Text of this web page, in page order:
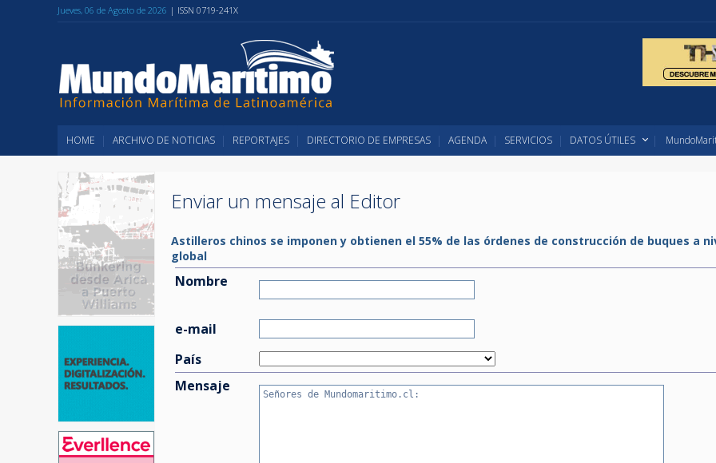
Jueves, 06 de Agosto de 2026 | ISSN 0719-241X
HOME ARCHIVO DE NOTICIAS REPORTAJES DIRECTORIO DE EMPRESAS AGENDA SERVICIOS DATOS ÚTILES
Enviar un mensaje al Editor
Astilleros chinos se imponen y obtienen el 55% de las órdenes de construcción de buques a
global
Nombre
e-mail
País
Mensaje